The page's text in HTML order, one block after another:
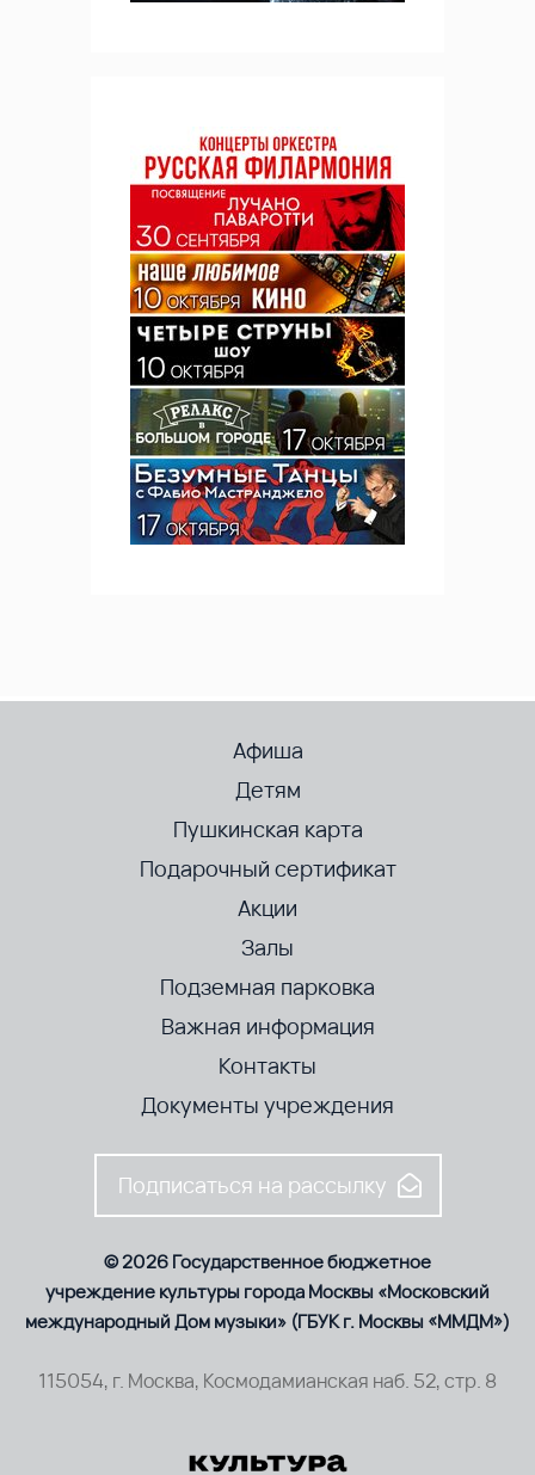
Афиша
Детям
Пушкинская карта
Подарочный сертификат
Акции
Залы
Подземная парковка
Важная информация
Контакты
Документы учреждения
Подписаться на рассылку
© 2026 Государственное бюджетное
учреждение культуры города Москвы «Московский
международный Дом музыки» (ГБУК г. Москвы «ММДМ»)
115054, г. Москва, Космодамианская наб. 52, стр. 8